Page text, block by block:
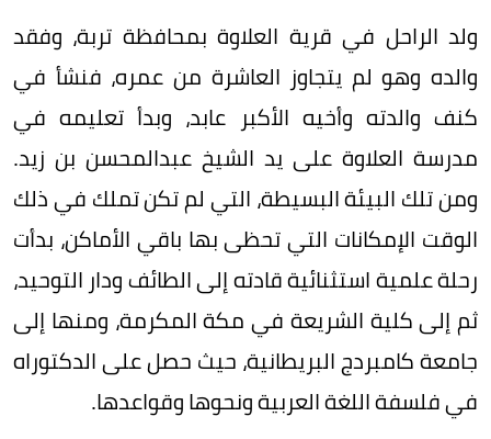
ولد الراحل في قرية العلاوة بمحافظة تربة، وفقد
والده وهو لم يتجاوز العاشرة من عمره، فنشأ في
كنف والدته وأخيه الأكبر عابد، وبدأ تعليمه في
مدرسة العلاوة على يد الشيخ عبدالمحسن بن زيد.
ومن تلك البيئة البسيطة، التي لم تكن تملك في ذلك
الوقت الإمكانات التي تحظى بها باقي الأماكن، بدأت
رحلة علمية استثنائية قادته إلى الطائف ودار التوحيد،
ثم إلى كلية الشريعة في مكة المكرمة، ومنها إلى
جامعة كامبردج البريطانية، حيث حصل على الدكتوراه
في فلسفة اللغة العربية ونحوها وقواعدها.